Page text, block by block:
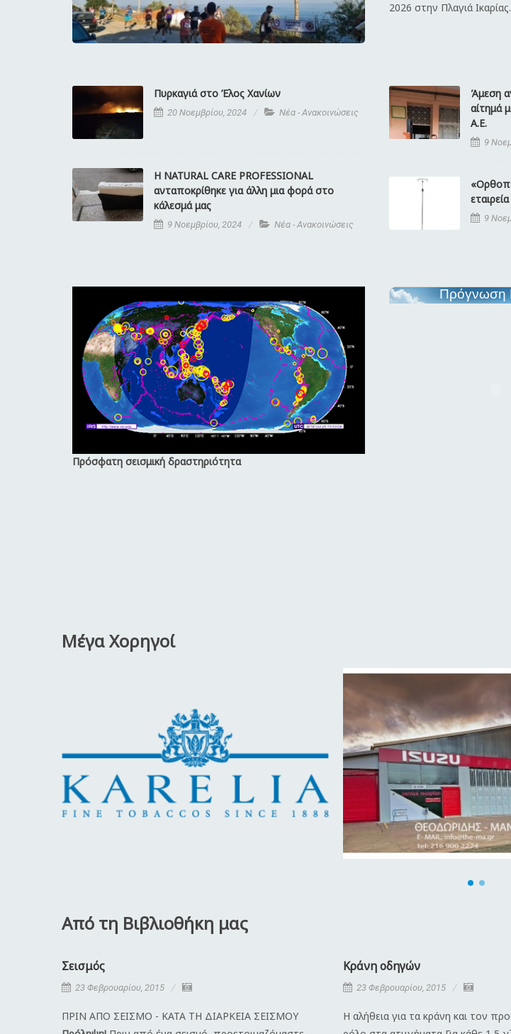
2026 στην Πλαγιά Ικαρίας.
Πυρκαγιά στο Έλος Χανίων
20 Νοεμβρίου, 2024 Νέα - Ανακοινώσεις
Η NATURAL CARE PROFESSIONAL
ανταποκρίθηκε για άλλη μια φορά στο
κάλεσμά μας
9 Νοεμβρίου, 2024 Νέα - Ανακοινώσεις
Άμεση
αίτημά
Α.Ε.
9
9
Πρόσφατη σεισμική δραστηριότητα
Μέγα Χορηγοί
Από τη Βιβλιοθήκη μας
Σεισμός
23 Φεβρουαρίου, 2015
ΠΡΙΝ ΑΠΟ ΣΕΙΣΜΟ - ΚΑΤΑ ΤΗ ΔΙΑΡΚΕΙΑ ΣΕΙΣΜΟΥ
Κράνη οδηγών
23 Φεβρουαρίου, 2015
Η αλήθεια για τα κράνη και τον